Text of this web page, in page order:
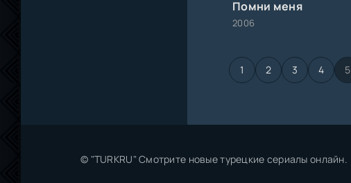
Помни меня
2006
1 2 3 4 5
© "TURKRU" Смотрите новые турецкие сериалы онлайн.